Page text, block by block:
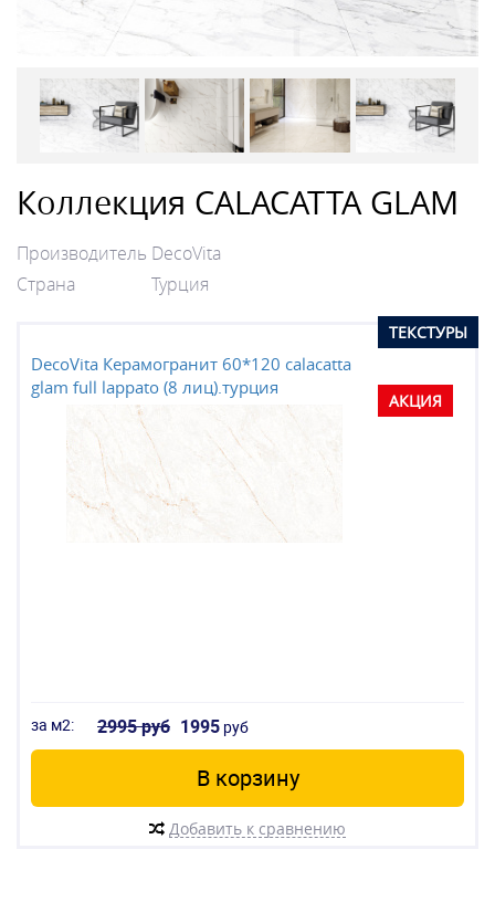
Коллекция CALACATTA GLAM
Производитель DecoVita
Страна
Турция
ТЕКСТУРЫ
АКЦИЯ
DecoVita Керамогранит 60*120 calacatta
glam full lappato (8 лиц).турция
за м2: 2995 руб 1995 руб
В корзину
Добавить к сравнению